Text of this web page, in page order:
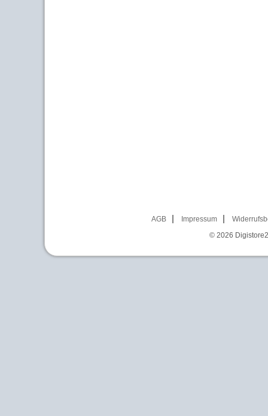
AGB Impressum
© 2026